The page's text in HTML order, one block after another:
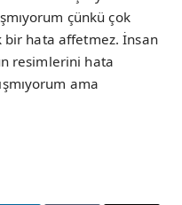
çünkü çok
bir hata affetmez. İnsan
resimlerini hata
ama